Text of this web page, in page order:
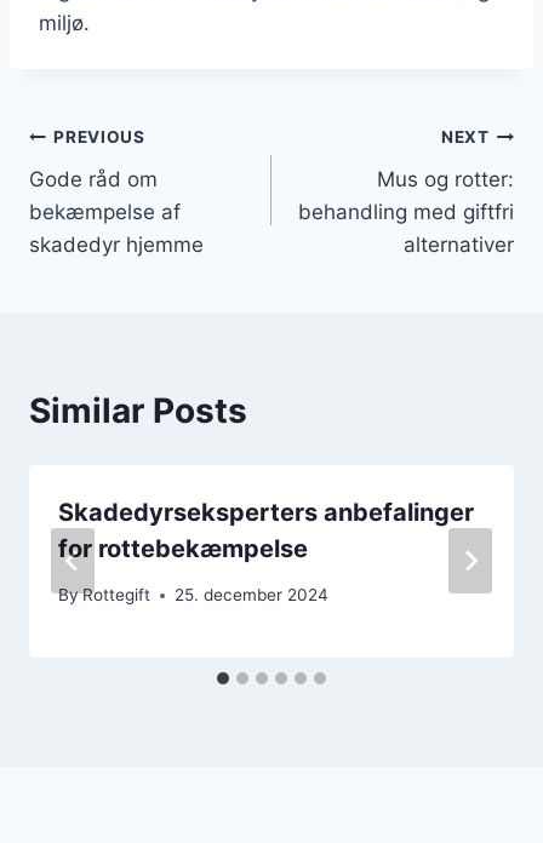
miljø.
Indlægsnavigation
PREVIOUS
Gode råd om
bekæmpelse af
skadedyr hjemme
NEXT
Mus og rotter:
behandling med giftfri
alternativer
Similar Posts
Skadedyrseksperters anbefalinger
for rottebekæmpelse
ByRottegift 25. december 2024